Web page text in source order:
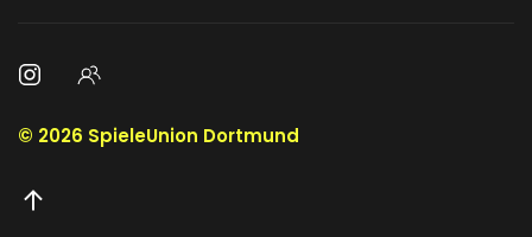
© 2026 SpieleUnion Dortmund